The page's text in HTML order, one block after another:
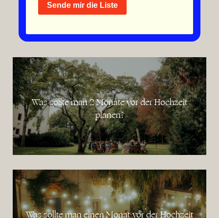
Sende mir die Liste
Was sollte man 2 Monate vor der Hochzeit
planen?
Was sollte man einen Monat vor der Hochzeit